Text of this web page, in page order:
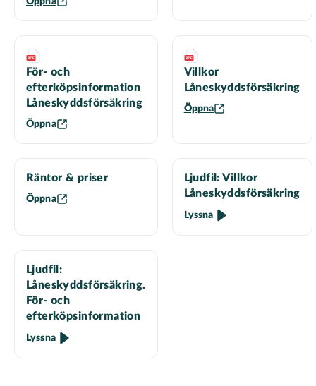
För- och
efterköpsinformation
Låneskyddsförsäkring
Öppna
Villkor
Låneskyddsförsäkring
Öppna
Räntor & priser
Öppna
Ljudfil: Villkor
Låneskyddsförsäkring
Lyssna
Ljudfil:
Låneskyddsförsäkring.
För- och
efterköpsinformation
Lyssna